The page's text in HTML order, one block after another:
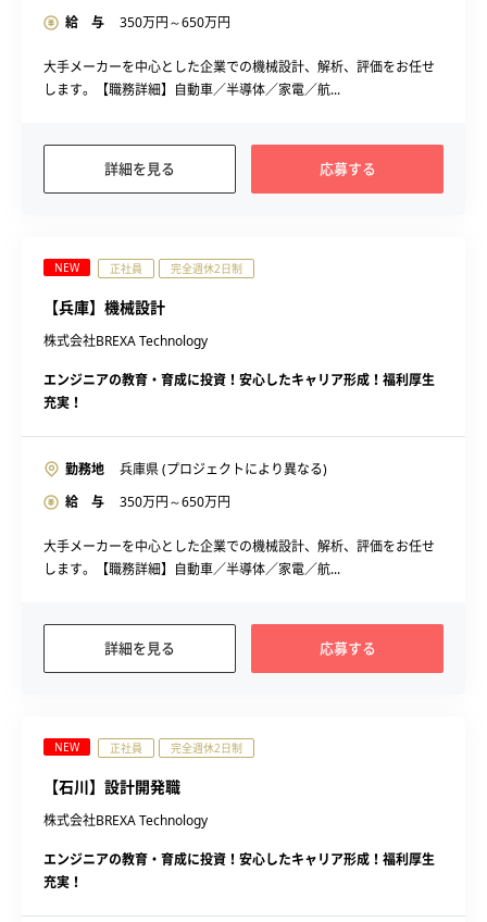
給 与
350万円～650万円
大手メーカーを中心とした企業での機械設計、解析、評価をお任せ
します。【職務詳細】自動車／半導体／家電／航...
詳細を見る 応募する
NEW 正社員 完全週休2日制
【兵庫】機械設計
株式会社BREXA Technology
エンジニアの教育・育成に投資！安心したキャリア形成！福利厚生
充実！
勤務地
兵庫県 (プロジェクトにより異なる)
給 与
350万円～650万円
大手メーカーを中心とした企業での機械設計、解析、評価をお任せ
します。【職務詳細】自動車／半導体／家電／航...
詳細を見る 応募する
NEW 正社員 完全週休2日制
【石川】設計開発職
株式会社BREXA Technology
エンジニアの教育・育成に投資！安心したキャリア形成！福利厚生
充実！